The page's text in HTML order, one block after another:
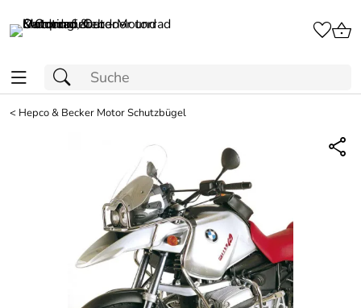
< Hepco & Becker Motor Schutzbügel